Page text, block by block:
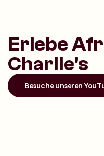
Erlebe
Charlie's
Besuche unseren